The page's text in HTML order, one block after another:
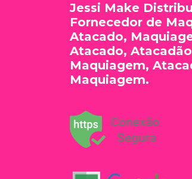
Jessi Make
Fornecedor de
Atacado,
Atacado,
Maquiagem,
Maquiagem.